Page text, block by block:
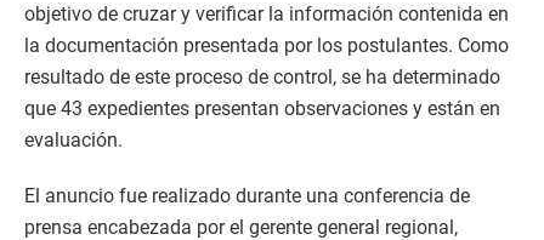
objetivo de cruzar y verificar la información contenida en
la documentación presentada por los postulantes. Como
resultado de este proceso de control, se ha determinado
que 43 expedientes presentan observaciones y están en
evaluación.
El anuncio fue realizado durante una conferencia de
prensa encabezada por el gerente general regional,